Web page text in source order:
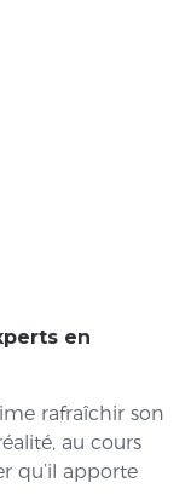
en
rafraîchir son
au cours
qu’il apporte